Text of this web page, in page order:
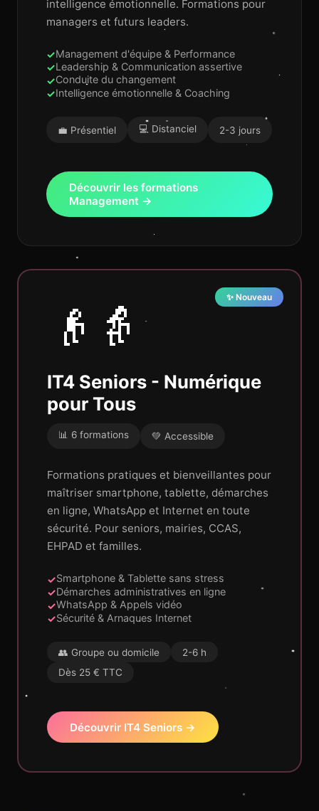
intelligence émotionnelle. Formations pour
managers et futurs leaders.
Management d'équipe & Performance
Leadership & Communication assertive
Conduite du changement
Intelligence émotionnelle & Coaching
💼 Présentiel 💻 Distanciel 2-3 jours
Découvrir les formations
Management →
✨ Nouveau
👴👵
IT4 Seniors - Numérique
pour Tous
📊 6 formations 💚 Accessible
Formations pratiques et bienveillantes pour
maîtriser smartphone, tablette, démarches
en ligne, WhatsApp et Internet en toute
sécurité. Pour seniors, mairies, CCAS,
EHPAD et familles.
Smartphone & Tablette sans stress
Démarches administratives en ligne
WhatsApp & Appels vidéo
Sécurité & Arnaques Internet
👥 Groupe ou domicile
2-6 h
Dès 25 € TTC
Découvrir IT4 Seniors →